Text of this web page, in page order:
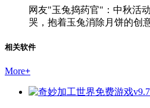
网友"玉兔捣药官"：中秋活
哭，抱着玉兔消除月饼的创
相关软件
More+